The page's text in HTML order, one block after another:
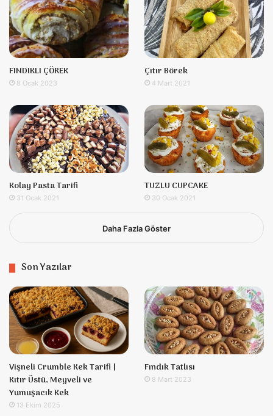
FINDIKLI ÇÖREK
8 Ocak 2023
Çıtır Börek
4 Mart 2021
Kolay Pasta Tarifi
31 Ocak 2021
TUZLU CUPCAKE
30 Ocak 2021
Daha Fazla Göster
Son Yazılar
Vişneli Crumble Kek Tarifi |
Kıtır Üstü, Meyveli ve
Yumuşacık Kek
13 Ekim 2025
Fındık Tatlısı
8 Mart 2023